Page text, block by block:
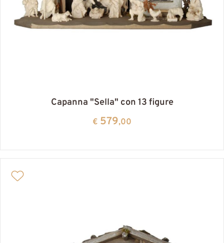
Capanna "Sella" con 13 figure
€ 579,00